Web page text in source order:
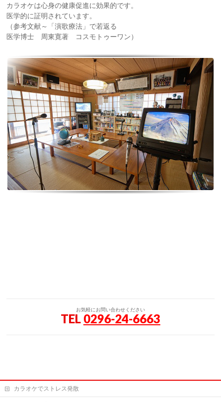
カラオケは心身の健康促進に効果的です。
医学的に証明されています。
（参考文献～「演歌療法」で若返る
医学博士 周東寛著 コスモトゥーワン）
お気軽にお問い合わせください
TEL 0296-24-6663
カラオケでストレス発散